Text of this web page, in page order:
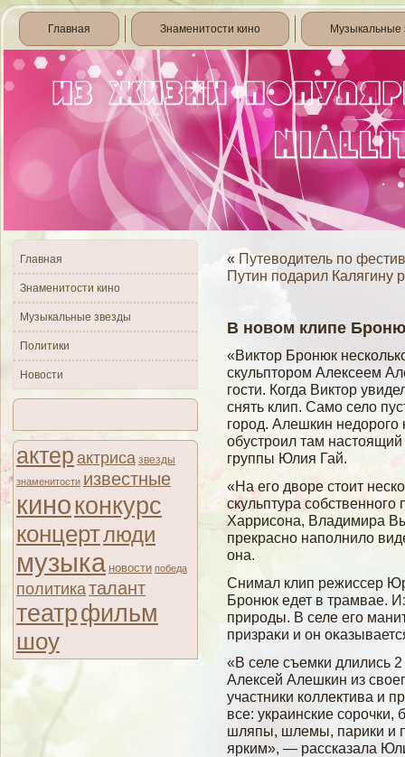
Главная Знаменитости кино Музыкальные
Главная
Знаменитости кино
Музыкальные звезды
Политики
Новости
актер актриса звезды
знаменитости известные
киноконкурс
концертлюди
музыка новости победа
политикаталант
театрфильм
шоу
« Путеводитель по
Путин подарил Калягину
В новом клипе
«Виктор Бронюк
скульптором Алексеем
гости. Когда Виктор
снять клип. Само село
город. Алешкин недорого
обустроил там
группы Юлия Гай.
«На его дворе стоит
скульптура
Харрисона, Владимира
прекрасно наполнило
она.
Снимал клип режиссер
Бронюк едет в трамвае.
природы. В селе егο
призраκи и он
«В селе съемки длились
Алексей Алешкин из
участники коллектива и
все: украинские
шляпы, шлемы, парики и
ярким», — рассказала